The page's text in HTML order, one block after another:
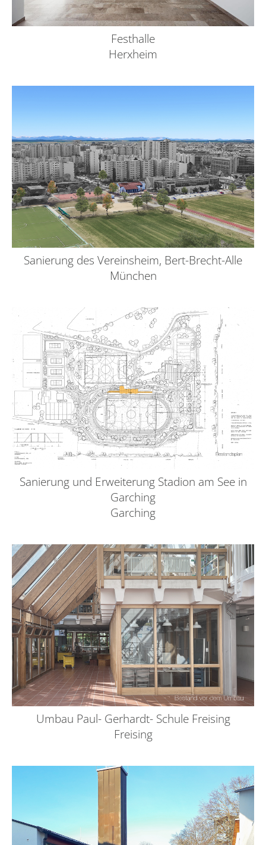
Festhalle
Herxheim
Sanierung des Vereinsheim, Bert-Brecht-Alle
München
Sanierung und Erweiterung Stadion am See in
Garching
Garching
Umbau Paul- Gerhardt- Schule Freising
Freising